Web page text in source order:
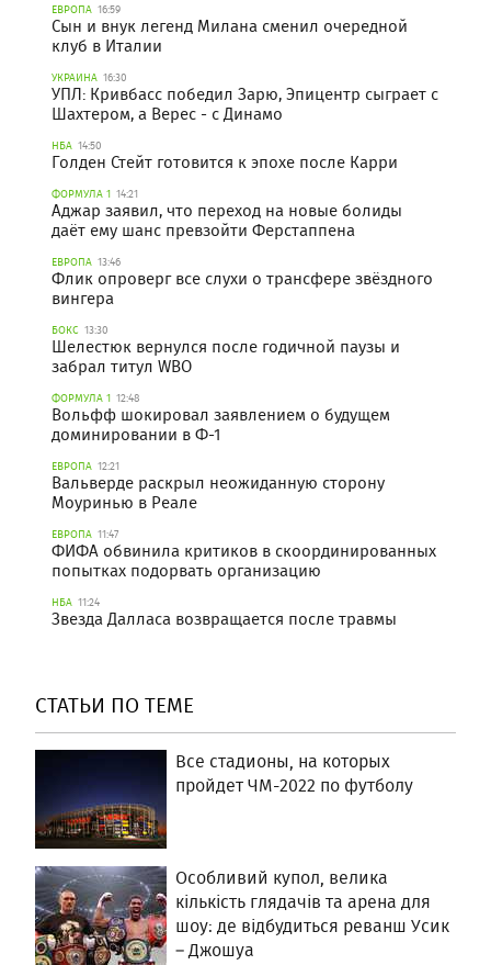
ЕВРОПА 16:59
Сын и внук легенд Милана сменил очередной
клуб в Италии
УКРАИНА 16:30
УПЛ: Кривбасс победил Зарю, Эпицентр сыграет с
Шахтером, а Верес - с Динамо
НБА 14:50
Голден Стейт готовится к эпохе после Карри
ФОРМУЛА 1 14:21
Аджар заявил, что переход на новые болиды
даёт ему шанс превзойти Ферстаппена
ЕВРОПА 13:46
Флик опроверг все слухи о трансфере звёздного
вингера
БОКС 13:30
Шелестюк вернулся после годичной паузы и
забрал титул WBO
ФОРМУЛА 1 12:48
Вольфф шокировал заявлением о будущем
доминировании в Ф-1
ЕВРОПА 12:21
Вальверде раскрыл неожиданную сторону
Моуринью в Реале
ЕВРОПА 11:47
ФИФА обвинила критиков в скоординированных
попытках подорвать организацию
НБА 11:24
Звезда Далласа возвращается после травмы
СТАТЬИ ПО ТЕМЕ
Все стадионы, на которых
пройдет ЧМ-2022 по футболу
Особливий купол, велика
кількість глядачів та арена для
шоу: де відбудиться реванш Усик
– Джошуа